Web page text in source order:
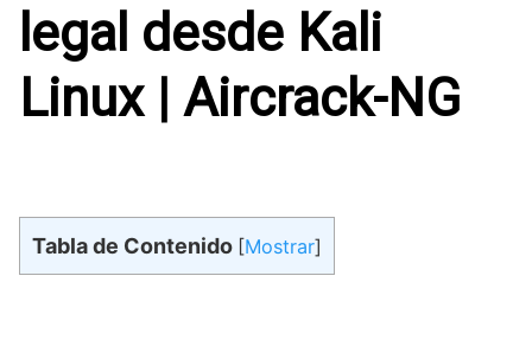
legal desde Kali
Linux | Aircrack-NG
Tabla de Contenido [Mostrar]